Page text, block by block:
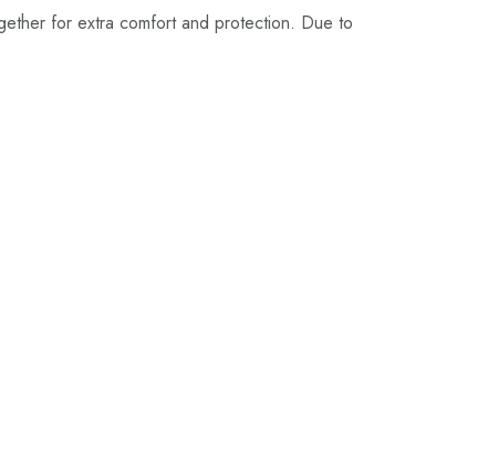
for extra comfort and protection. Due to